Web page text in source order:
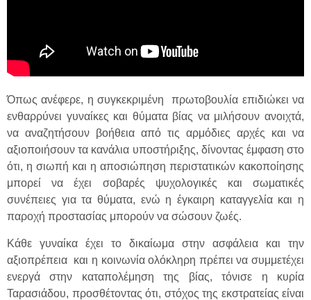
Όπως ανέφερε, η συγκεκριμένη πρωτοβουλία επιδιώκει να
ενθαρρύνει γυναίκες και θύματα βίας να μιλήσουν ανοιχτά,
να αναζητήσουν βοήθεια από τις αρμόδιες αρχές και να
αξιοποιήσουν τα κανάλια υποστήριξης, δίνοντας έμφαση στο
ότι, η σιωπή και η αποσιώπηση περιστατικών κακοποίησης
μπορεί να έχει σοβαρές ψυχολογικές και σωματικές
συνέπειες για τα θύματα, ενώ η έγκαιρη καταγγελία και η
παροχή προστασίας μπορούν να σώσουν ζωές.
Κάθε γυναίκα έχει το δικαίωμα στην ασφάλεια και την
αξιοπρέπεια και η κοινωνία ολόκληρη πρέπει να συμμετέχει
ενεργά στην καταπολέμηση της βίας, τόνισε η κυρία
Ταρασιάδου, προσθέτοντας ότι, στόχος της εκστρατείας είναι